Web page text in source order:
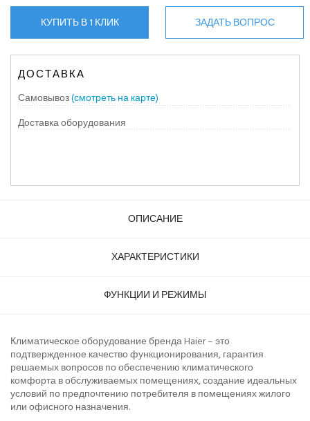
КУПИТЬ В 1 КЛИК ЗАДАТЬ ВОПРОС
ДОСТАВКА
Самовывоз(смотреть на карте)
Доставка оборудования
ОПИСАНИЕ
ХАРАКТЕРИСТИКИ
ФУНКЦИИ И РЕЖИМЫ
Климатическое оборудование бренда Haier – это
подтвержденное качество функционирования, гарантия
решаемых вопросов по обеспечению климатического
комфорта в обслуживаемых помещениях, создание идеальных
условий по предпочтению потребителя в помещениях жилого
или офисного назначения.